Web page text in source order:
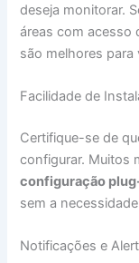
deseja monitorar.
áreas com acesso
são melhores
Facilidade de
Certifique-se de
configurar. Muitos
configuração
sem a
Notificações e